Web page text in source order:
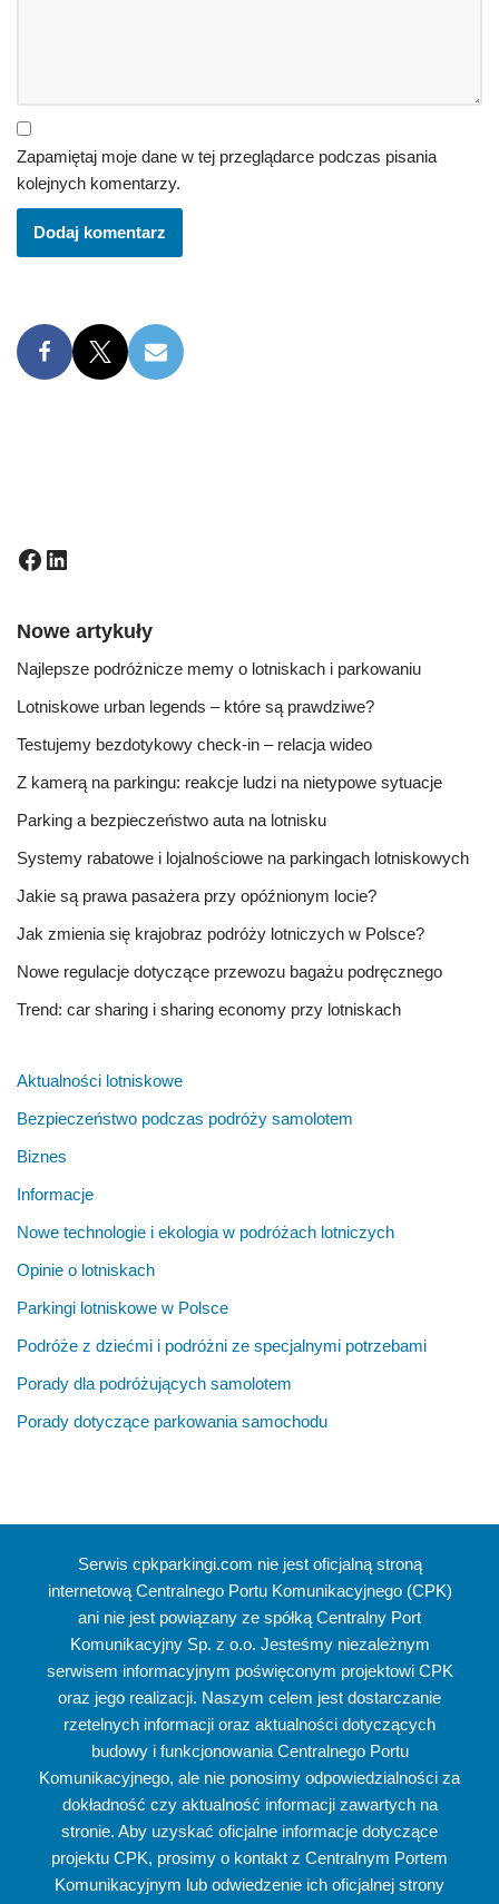
Zapamiętaj moje dane w tej przeglądarce podczas pisania
kolejnych komentarzy.
Nowe artykuły
Najlepsze podróżnicze memy o lotniskach i parkowaniu
Lotniskowe urban legends – które są prawdziwe?
Testujemy bezdotykowy check-in – relacja wideo
Z kamerą na parkingu: reakcje ludzi na nietypowe sytuacje
Parking a bezpieczeństwo auta na lotnisku
Systemy rabatowe i lojalnościowe na parkingach lotniskowych
Jakie są prawa pasażera przy opóźnionym locie?
Jak zmienia się krajobraz podróży lotniczych w Polsce?
Nowe regulacje dotyczące przewozu bagażu podręcznego
Trend: car sharing i sharing economy przy lotniskach
Aktualności lotniskowe
Bezpieczeństwo podczas podróży samolotem
Biznes
Informacje
Nowe technologie i ekologia w podróżach lotniczych
Opinie o lotniskach
Parkingi lotniskowe w Polsce
Podróże z dziećmi i podróżni ze specjalnymi potrzebami
Porady dla podróżujących samolotem
Porady dotyczące parkowania samochodu
Serwis cpkparkingi.com nie jest oficjalną stroną
internetową Centralnego Portu Komunikacyjnego (CPK)
ani nie jest powiązany ze spółką Centralny Port
Komunikacyjny Sp. z o.o. Jesteśmy niezależnym
serwisem informacyjnym poświęconym projektowi CPK
oraz jego realizacji. Naszym celem jest dostarczanie
rzetelnych informacji oraz aktualności dotyczących
budowy i funkcjonowania Centralnego Portu
Komunikacyjnego, ale nie ponosimy odpowiedzialności za
dokładność czy aktualność informacji zawartych na
stronie. Aby uzyskać oficjalne informacje dotyczące
projektu CPK, prosimy o kontakt z Centralnym Portem
Komunikacyjnym lub odwiedzenie ich oficjalnej strony